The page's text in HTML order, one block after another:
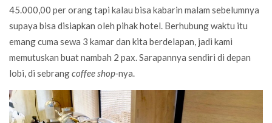
45.000,00 per orang tapi kalau bisa kabarin malam sebelumnya
supaya bisa disiapkan oleh pihak hotel. Berhubung waktu itu
emang cuma sewa 3 kamar dan kita berdelapan, jadi kami
memutuskan buat nambah 2 pax. Sarapannya sendiri di depan
lobi, di sebrangcoffee shop-nya.